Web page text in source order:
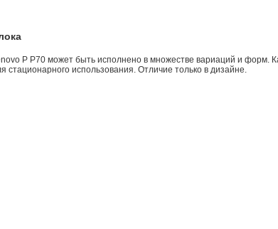
P P70 может быть исполнено в множестве вариаций и форм.
стационарного использования. Отличие только в дизайне.